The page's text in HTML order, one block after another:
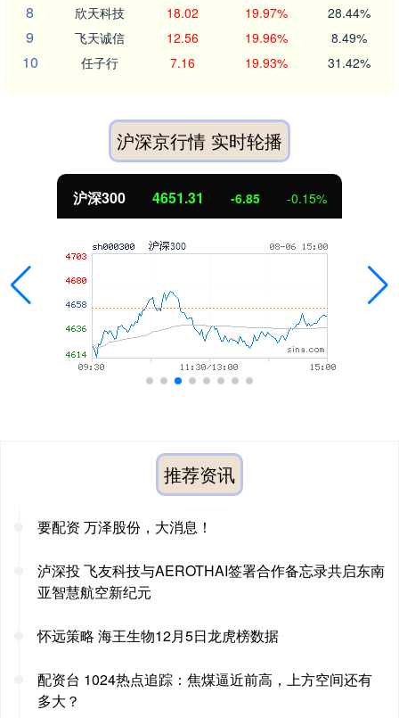
8 欣天科技 18.02 19.97% 28.44%
9 飞天诚信 12.56 19.96% 8.49%
10 任子行 7.16 19.93% 31.42%
沪深京行情 实时轮播
沪深300 4651.31 -6.85 -0.15%
推荐资讯
要配资 万泽股份，大消息！
泸深投 飞友科技与AEROTHAI签署合作备忘录共启东南
亚智慧航空新纪元
怀远策略 海王生物12月5日龙虎榜数据
配资台 1024热点追踪：焦煤逼近前高，上方空间还有
多大？